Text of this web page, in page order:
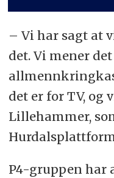
– Vi har sagt at
det. Vi mener
det er for TV, og
Lillehammer,
P4-gruppen har